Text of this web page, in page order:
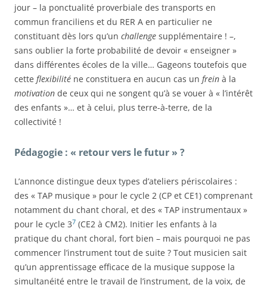
jour – la ponctualité proverbiale des transports en
commun franciliens et du RER A en particulier ne
constituant dès lors qu’un challenge supplémentaire ! –,
sans oublier la forte probabilité de devoir « enseigner »
dans différentes écoles de la ville… Gageons toutefois que
cette flexibilité ne constituera en aucun cas un frein à la
motivation de ceux qui ne songent qu’à se vouer à « l’intérêt
des enfants »… et à celui, plus terre-à-terre, de la
collectivité !
Pédagogie : « retour vers le futur » ?
L’annonce distingue deux types d’ateliers périscolaires :
des « TAP musique » pour le cycle 2 (CP et CE1) comprenant
notamment du chant choral, et des « TAP instrumentaux »
pour le cycle 37 (CE2 à CM2). Initier les enfants à la
pratique du chant choral, fort bien – mais pourquoi ne pas
commencer l’instrument tout de suite ? Tout musicien sait
qu’un apprentissage efficace de la musique suppose la
simultanéité entre le travail de l’instrument, de la voix, de